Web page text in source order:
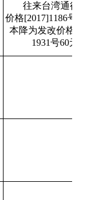
往来台湾通行
价格[2017]1186号
本降为发改价格
1931号60元/